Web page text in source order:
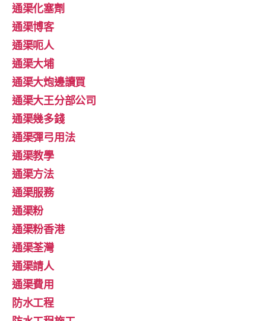
通渠化塞劑
通渠博客
通渠呃人
通渠大埔
通渠大炮邊讀買
通渠大王分部公司
通渠幾多錢
通渠彈弓用法
通渠教學
通渠方法
通渠服務
通渠粉
通渠粉香港
通渠荃灣
通渠請人
通渠費用
防水工程